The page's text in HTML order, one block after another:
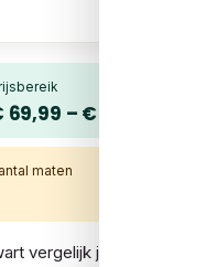
69,99 – € 69,99
maten
vergelijk je bij 2 shops.